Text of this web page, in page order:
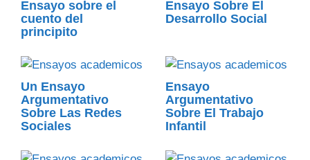
Ensayo sobre el
cuento del
principito
Ensayo Sobre El
Desarrollo Social
Un Ensayo
Argumentativo
Sobre Las Redes
Sociales
Ensayo
Argumentativo
Sobre El Trabajo
Infantil